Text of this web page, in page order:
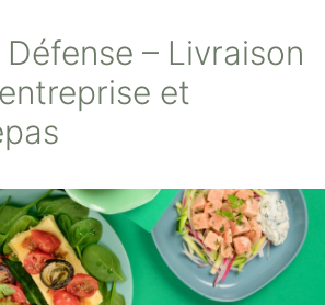
– Livraison
et